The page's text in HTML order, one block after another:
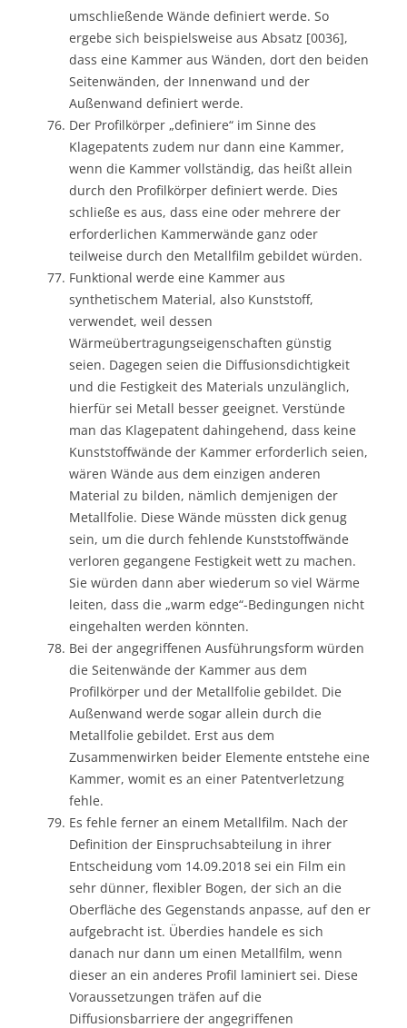
umschließende Wände definiert werde. So
ergebe sich beispielsweise aus Absatz [0036],
dass eine Kammer aus Wänden, dort den beiden
Seitenwänden, der Innenwand und der
Außenwand definiert werde.
Der Profilkörper „definiere“ im Sinne des
Klagepatents zudem nur dann eine Kammer,
wenn die Kammer vollständig, das heißt allein
durch den Profilkörper definiert werde. Dies
schließe es aus, dass eine oder mehrere der
erforderlichen Kammerwände ganz oder
teilweise durch den Metallfilm gebildet würden.
Funktional werde eine Kammer aus
synthetischem Material, also Kunststoff,
verwendet, weil dessen
Wärmeübertragungseigenschaften günstig
seien. Dagegen seien die Diffusionsdichtigkeit
und die Festigkeit des Materials unzulänglich,
hierfür sei Metall besser geeignet. Verstünde
man das Klagepatent dahingehend, dass keine
Kunststoffwände der Kammer erforderlich seien,
wären Wände aus dem einzigen anderen
Material zu bilden, nämlich demjenigen der
Metallfolie. Diese Wände müssten dick genug
sein, um die durch fehlende Kunststoffwände
verloren gegangene Festigkeit wett zu machen.
Sie würden dann aber wiederum so viel Wärme
leiten, dass die „warm edge“-Bedingungen nicht
eingehalten werden könnten.
Bei der angegriffenen Ausführungsform würden
die Seitenwände der Kammer aus dem
Profilkörper und der Metallfolie gebildet. Die
Außenwand werde sogar allein durch die
Metallfolie gebildet. Erst aus dem
Zusammenwirken beider Elemente entstehe eine
Kammer, womit es an einer Patentverletzung
fehle.
Es fehle ferner an einem Metallfilm. Nach der
Definition der Einspruchsabteilung in ihrer
Entscheidung vom 14.09.2018 sei ein Film ein
sehr dünner, flexibler Bogen, der sich an die
Oberfläche des Gegenstands anpasse, auf den er
aufgebracht ist. Überdies handele es sich
danach nur dann um einen Metallfilm, wenn
dieser an ein anderes Profil laminiert sei. Diese
Voraussetzungen träfen auf die
Diffusionsbarriere der angegriffenen